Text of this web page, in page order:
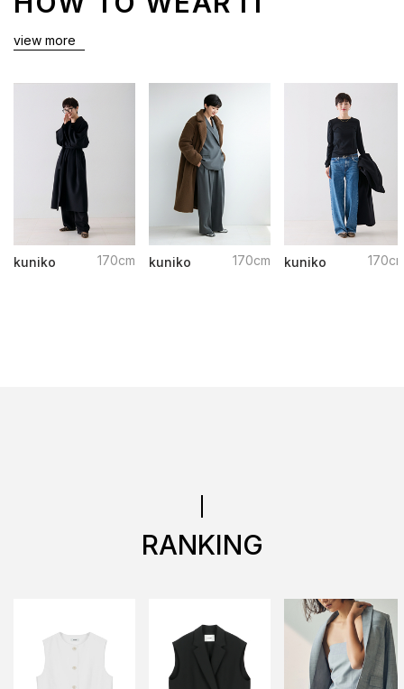
view more
kuniko 170cm kuniko 170cm kuniko
RANKING